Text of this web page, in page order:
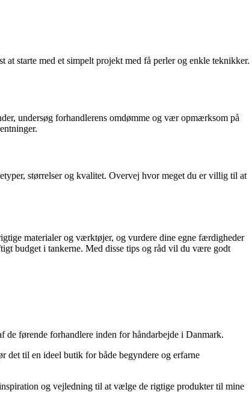
starte med et simpelt projekt med få perler og enkle teknikker.
undersøg forhandlerens omdømme og vær opmærksom på
størrelser og kvalitet. Overvej hvor meget du er villig til at
materialer og værktøjer, og vurdere dine egne færdigheder
budget i tankerne. Med disse tips og råd vil du være godt
førende forhandlere inden for håndarbejde i Danmark.
det til en ideel butik for både begyndere og erfarne
og vejledning til at vælge de rigtige produkter til mine